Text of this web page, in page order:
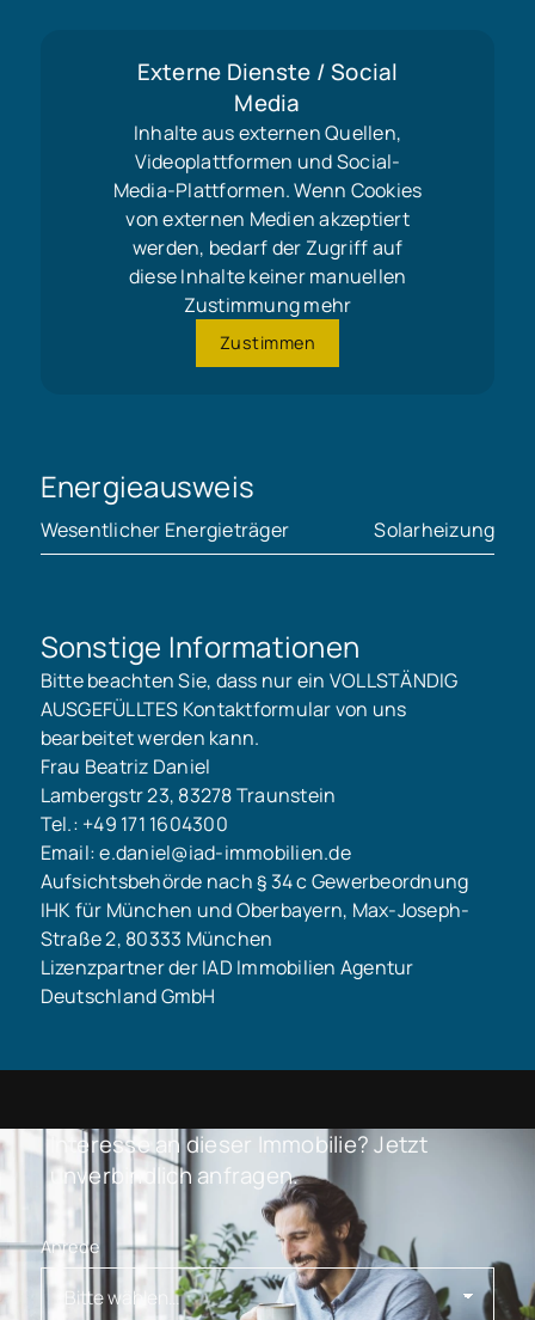
Externe Dienste / Social
Media
Inhalte aus externen Quellen,
Videoplattformen und Social-
Media-Plattformen. Wenn Cookies
von externen Medien akzeptiert
werden, bedarf der Zugriff auf
diese Inhalte keiner manuellen
Zustimmung mehr
Zustimmen
Energieausweis
Wesentlicher Energieträger Solarheizung
Sonstige Informationen
Bitte beachten Sie, dass nur ein VOLLSTÄNDIG
AUSGEFÜLLTES Kontaktformular von uns
bearbeitet werden kann.
Frau Beatriz Daniel
Lambergstr 23, 83278 Traunstein
Tel.: +49 171 1604300
Email: e.daniel@iad-immobilien.de
Aufsichtsbehörde nach § 34 c Gewerbeordnung
IHK für München und Oberbayern, Max-Joseph-
Straße 2, 80333 München
Lizenzpartner der IAD Immobilien Agentur
Deutschland GmbH
Interesse an dieser Immobilie? Jetzt
unverbindlich anfragen.
Anrede